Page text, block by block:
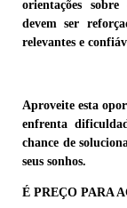
orientações
devem ser
relevantes e
Aproveite esta
enfrenta
chance de
seus sonhos.
É PREÇO PARA